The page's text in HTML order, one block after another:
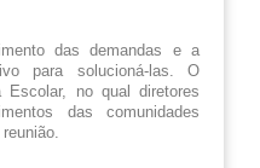
das demandas e a
para solucioná-las. O
no qual diretores
das comunidades